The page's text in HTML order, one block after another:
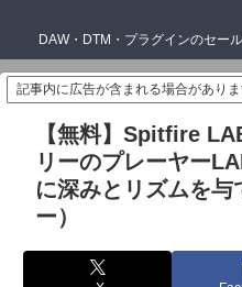
DAW・DTM・プラグインのセー
記事内に広告が含まれる場合があり
【無料】Spitfire
リーのプレーヤー
に深みとリズムを与
ー）